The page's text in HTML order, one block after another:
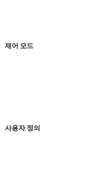
제어 모드
사용자 정의